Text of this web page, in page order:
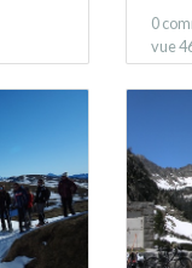
0
vue